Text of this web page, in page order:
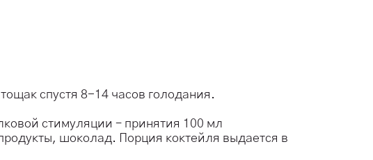
спустя 8-14 часов голодания.
стимуляции – принятия 100 мл
шоколад. Порция коктейля выдается в